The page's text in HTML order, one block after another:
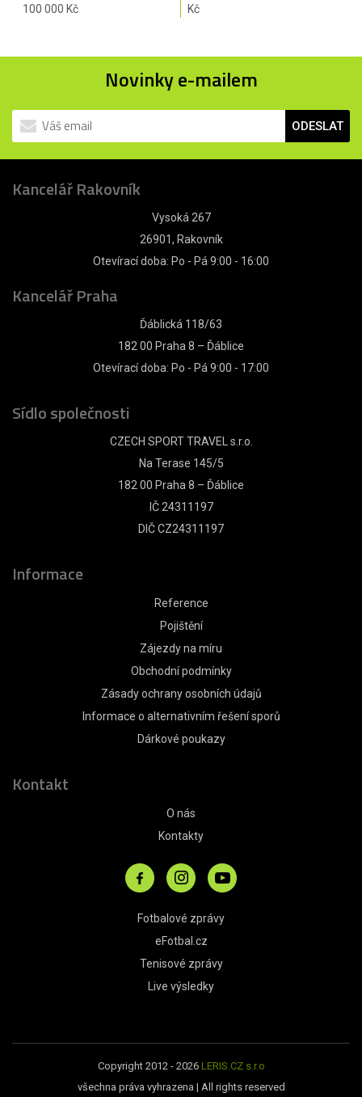
100 000 Kč
Kč
Novinky e-mailem
ODESLAT
Kancelář Rakovník
Vysoká 267
26901, Rakovník
Otevírací doba: Po - Pá 9:00 - 16:00
Kancelář Praha
Ďáblická 118/63
182 00 Praha 8 – Ďáblice
Otevírací doba: Po - Pá 9:00 - 17:00
Sídlo společnosti
CZECH SPORT TRAVEL s.r.o.
Na Terase 145/5
182 00 Praha 8 – Ďáblice
IČ 24311197
DIČ CZ24311197
Informace
Reference
Pojištění
Zájezdy na míru
Obchodní podmínky
Zásady ochrany osobních údajů
Informace o alternativním řešení sporů
Dárkové poukazy
Kontakt
O nás
Kontakty
Fotbalové zprávy
eFotbal.cz
Tenisové zprávy
Live výsledky
Copyright 2012 - 2026 LERIS.CZ s.r.o
všechna práva vyhrazena | All rights reserved